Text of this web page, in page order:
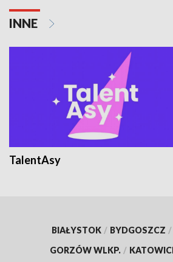
INNE
TalentAsy
BIAŁYSTOK / BYDGOSZCZ /
GORZÓW WLKP. /